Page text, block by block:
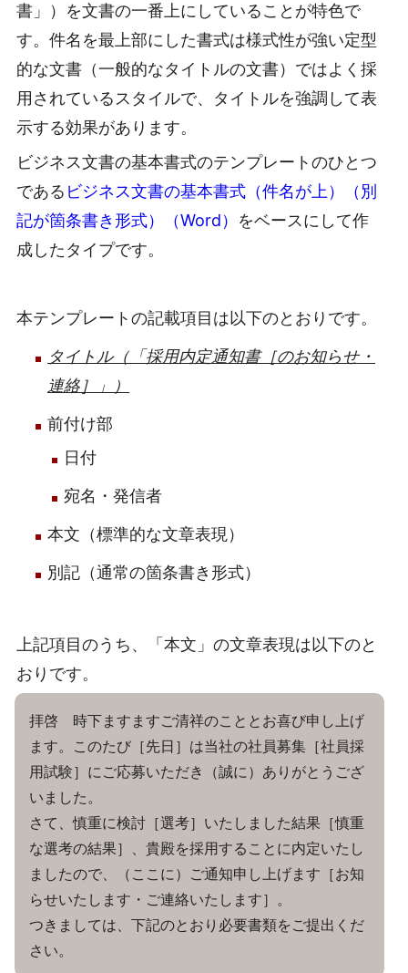
書」）を文書の一番上にしていることが特色で
す。件名を最上部にした書式は様式性が強い定型
的な文書（一般的なタイトルの文書）ではよく採
用されているスタイルで、タイトルを強調して表
示する効果があります。
ビジネス文書の基本書式のテンプレートのひとつ
である ビジネス文書の基本書式（件名が上）（別
記が箇条書き形式）（Word） をベースにして作
成したタイプです。
本テンプレートの記載項目は以下のとおりです。
タイトル（「採用内定通知書［のお知らせ・
連絡］」）
前付け部
日付
宛名・発信者
本文（標準的な文章表現）
別記（通常の箇条書き形式）
上記項目のうち、「本文」の文章表現は以下のと
おりです。
拝啓 時下ますますご清祥のこととお喜び申し上げ
ます。このたび［先日］は当社の社員募集［社員採
用試験］にご応募いただき（誠に）ありがとうござ
いました。
さて、慎重に検討［選考］いたしました結果［慎重
な選考の結果］、貴殿を採用することに内定いたし
ましたので、（ここに）ご通知申し上げます［お知
らせいたします・ご連絡いたします］。
つきましては、下記のとおり必要書類をご提出くだ
さい。